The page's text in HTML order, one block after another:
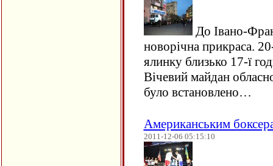
До Івано-
новорічна прикраса.
ялинку близько 17-ї
Вічевий майдан
було встановлено…
Американським
2011-12-06 05:15:10